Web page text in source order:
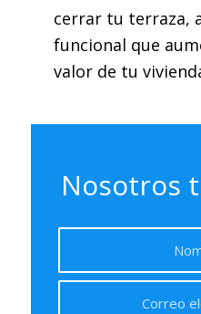
cerrar tu terraza,
funcional que
valor de tu
Nosotros